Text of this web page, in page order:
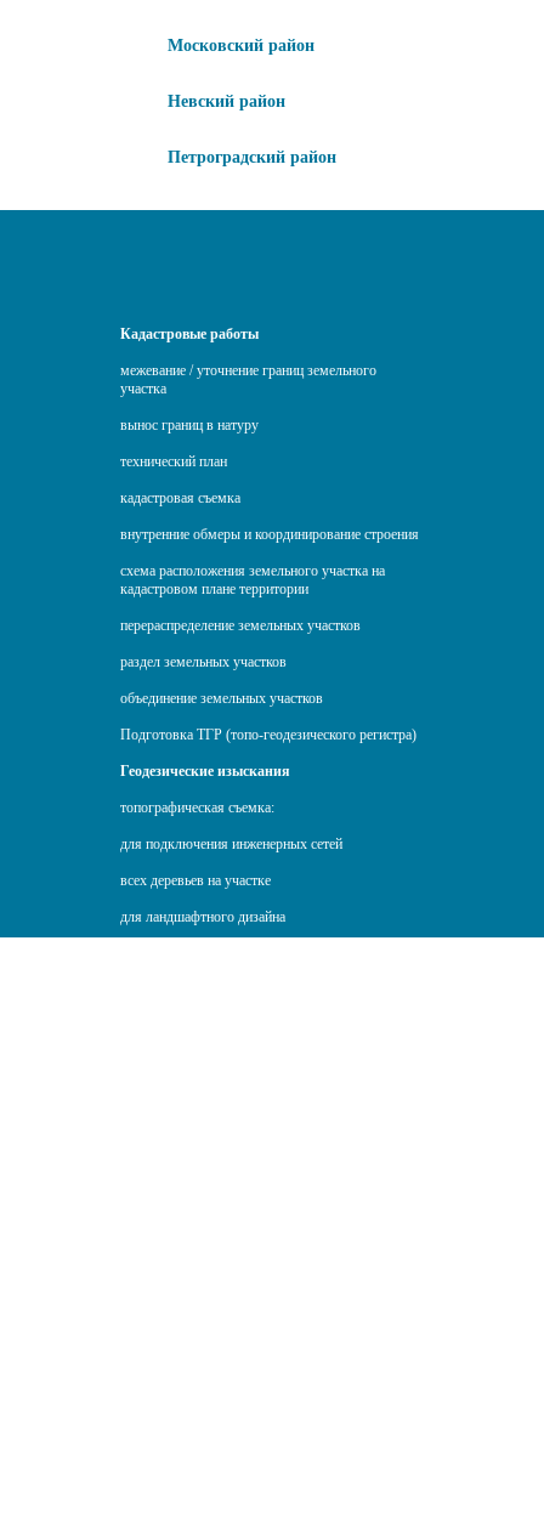
Московский район
Невский район
Петроградский район
Кадастровые работы
межевание / уточнение границ земельного
участка
вынос границ в натуру
технический план
кадастровая съемка
внутренние обмеры и координирование строения
схема расположения земельного участка на
кадастровом плане территории
перераспределение земельных участков
раздел земельных участков
объединение земельных участков
Подготовка ТГР (топо-геодезического регистра)
Геодезические изыскания
топографическая съемка:
для подключения инженерных сетей
всех деревьев на участке
для ландшафтного дизайна